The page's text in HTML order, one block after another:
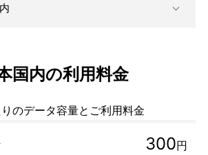
国内の利用料金
のデータ容量とご利用料金
300円